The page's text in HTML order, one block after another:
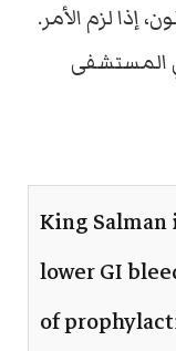
إذا لزم الأمر.
المستشفى
King
lower GI
of